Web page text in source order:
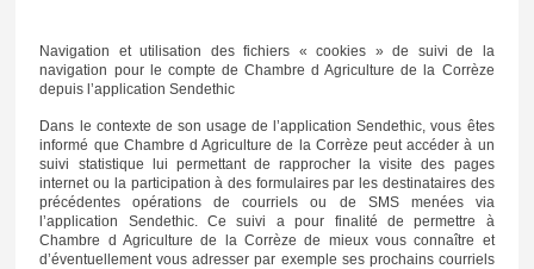
Navigation et utilisation des fichiers « cookies » de suivi de la
navigation pour le compte de Chambre d Agriculture de la Corrèze
depuis l’application Sendethic
Dans le contexte de son usage de l’application Sendethic, vous êtes
informé que Chambre d Agriculture de la Corrèze peut accéder à un
suivi statistique lui permettant de rapprocher la visite des pages
internet ou la participation à des formulaires par les destinataires des
précédentes opérations de courriels ou de SMS menées via
l’application Sendethic. Ce suivi a pour finalité de permettre à
Chambre d Agriculture de la Corrèze de mieux vous connaître et
d’éventuellement vous adresser par exemple ses prochains courriels